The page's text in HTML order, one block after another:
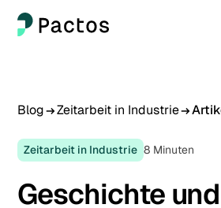
Blog Zeitarbeit in Industrie
Zeitarbeit in Industrie 8 Minuten
Geschichte und